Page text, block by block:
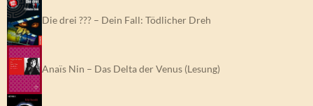
Die drei ??? – Dein Fall: Tödlicher Dreh
Anaïs Nin – Das Delta der Venus (Lesung)